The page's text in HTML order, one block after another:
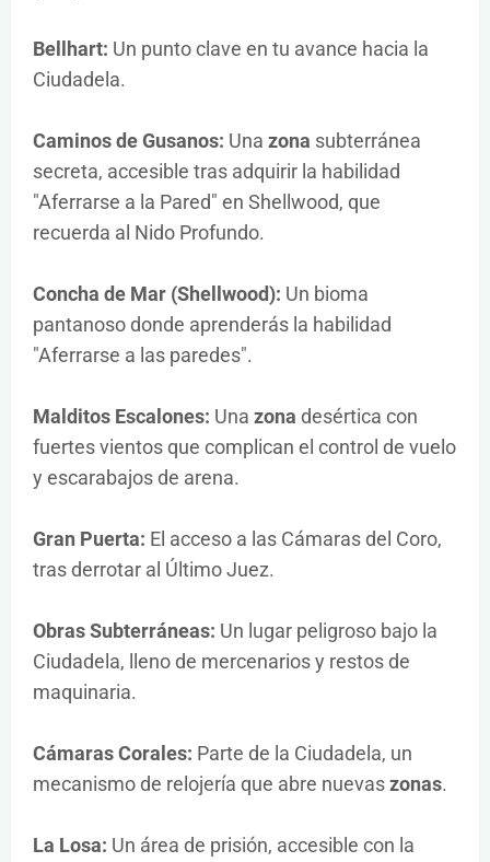
Bellhart: Un punto clave en tu avance hacia la
Ciudadela.
Caminos de Gusanos: Una zona subterránea
secreta, accesible tras adquirir la habilidad
"Aferrarse a la Pared" en Shellwood, que
recuerda al Nido Profundo.
Concha de Mar (Shellwood): Un bioma
pantanoso donde aprenderás la habilidad
"Aferrarse a las paredes".
Malditos Escalones: Una zona desértica con
fuertes vientos que complican el control de vuelo
y escarabajos de arena.
Gran Puerta: El acceso a las Cámaras del Coro,
tras derrotar al Último Juez.
Obras Subterráneas: Un lugar peligroso bajo la
Ciudadela, lleno de mercenarios y restos de
maquinaria.
Cámaras Corales: Parte de la Ciudadela, un
mecanismo de relojería que abre nuevaszonas.
La Losa: Un área de prisión, accesible con la